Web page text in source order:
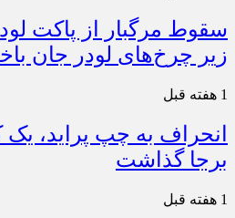
سقوط مرگبار از پاکت
زیر چرخ‌های لودر جان
1 هفته قبل
انحراف به چپ پراید،
برجا گذاشت
1 هفته قبل